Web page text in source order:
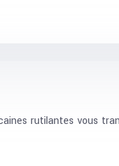
rutilantes vous